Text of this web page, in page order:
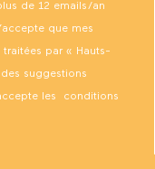
de 12 emails/an
que mes
par « Hauts-
suggestions
les conditions